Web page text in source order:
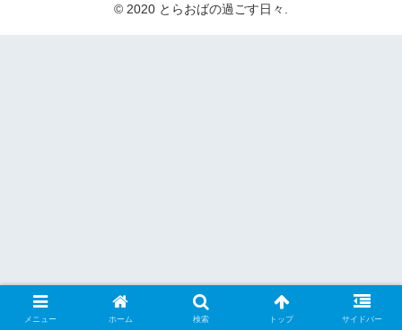
© 2020 とらおばの過ごす日々.
メニュー ホーム 検索 トップ サイドバー